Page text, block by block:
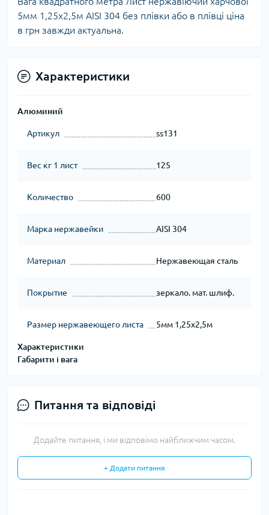
5мм 1,25х2,5м AISI 304 без плівки або в плівці ціна
в грн завжди актуальна.
Характеристики
Алюминий
Артикул ss131
Вес кг 1 лист 125
Количество 600
Марка нержавейки AISI 304
Материал Нержавеющая сталь
Покрытие зеркало. мат. шлиф.
Размер нержавеющего листа 5мм 1,25х2,5м
Характеристики
Габарити і вага
Питання та відповіді
Додайте питання, і ми відповімо найближчим часом.
+ Додати питання